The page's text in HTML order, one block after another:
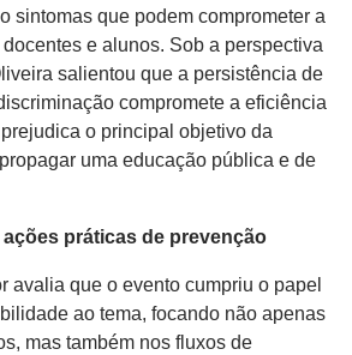
sintomas que podem comprometer a
e alunos. Sob a perspectiva
salientou que a persistência de
compromete a eficiência
o principal objetivo da
uma educação pública e de
práticas de prevenção
avalia que o evento cumpriu o papel
ao tema, focando não apenas
mas também nos fluxos de